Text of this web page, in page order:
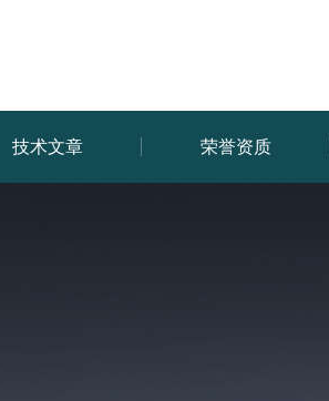
技术文章 荣誉资质